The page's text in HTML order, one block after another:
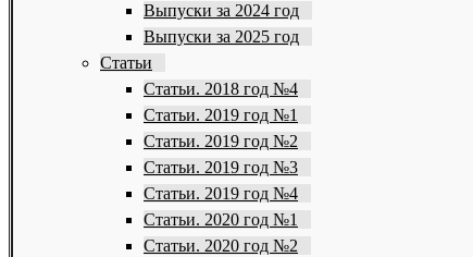
Выпуски за 2024 год
Выпуски за 2025 год
Статьи
Статьи. 2018 год №4
Статьи. 2019 год №1
Статьи. 2019 год №2
Статьи. 2019 год №3
Статьи. 2019 год №4
Статьи. 2020 год №1
Статьи. 2020 год №2